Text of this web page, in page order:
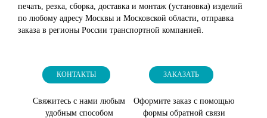
печать, резка, сборка, доставка и монтаж (установка) изделий
по любому адресу Москвы и Московской области, отправка
заказа в регионы России транспортной компанией.
КОНТАКТЫ
Свяжитесь с нами любым
удобным способом
ЗАКАЗАТЬ
Оформите заказ с помощью
формы обратной связи